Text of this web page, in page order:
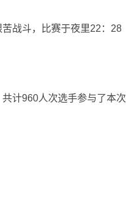
战斗，比赛于夜里22：28
计960人次选手参与了本次